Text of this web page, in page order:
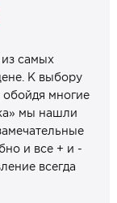
самых
К выбору
обойдя многие
мы нашли
и все + и -
всегда